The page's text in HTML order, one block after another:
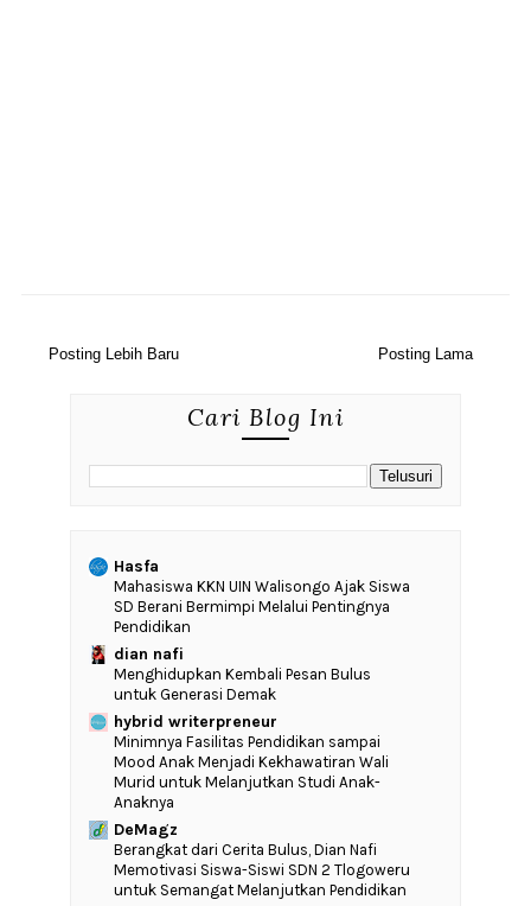
Posting Lebih Baru Posting Lama
Cari Blog Ini
Hasfa
Mahasiswa KKN UIN Walisongo Ajak Siswa
SD Berani Bermimpi Melalui Pentingnya
Pendidikan
dian nafi
Menghidupkan Kembali Pesan Bulus
untuk Generasi Demak
hybrid writerpreneur
‎Minimnya Fasilitas Pendidikan sampai
Mood Anak Menjadi Kekhawatiran Wali
Murid untuk Melanjutkan Studi Anak-
Anaknya
DeMagz
‎Berangkat dari Cerita Bulus, Dian Nafi
Memotivasi Siswa-Siswi SDN 2 Tlogoweru
untuk Semangat Melanjutkan Pendidikan